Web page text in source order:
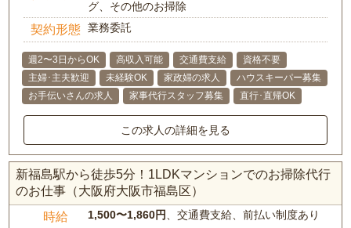
グ、その他のお掃除
契約形態 業務委託
週2〜3日からOK 高収入可能 交通費支給
資格不要
主婦･主夫歓迎
未経験OK 家政婦の求人
ハウスキーパー募集
お手伝いさんの求人
家事代行スタッフ募集 直行･直帰OK
この求人の詳細を見る
新福島駅から徒歩5分！1LDKマンションでのお掃除代行
のお仕事（大阪府大阪市福島区）
時給 1,500〜1,860円 、交通費支給、前払い制度あり